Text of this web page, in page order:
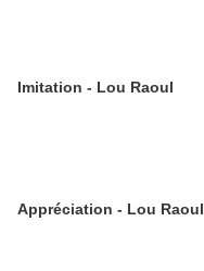
Imitation - Lou Raoul
Appréciation - Lou Raoul